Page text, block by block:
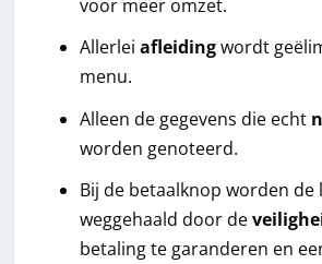
voor meer omzet.
Allerleiafleidingwordt
menu.
Alleen de gegevens die echt
worden genoteerd.
Bij de betaalknop worden de
weggehaald door de
betaling te garanderen en